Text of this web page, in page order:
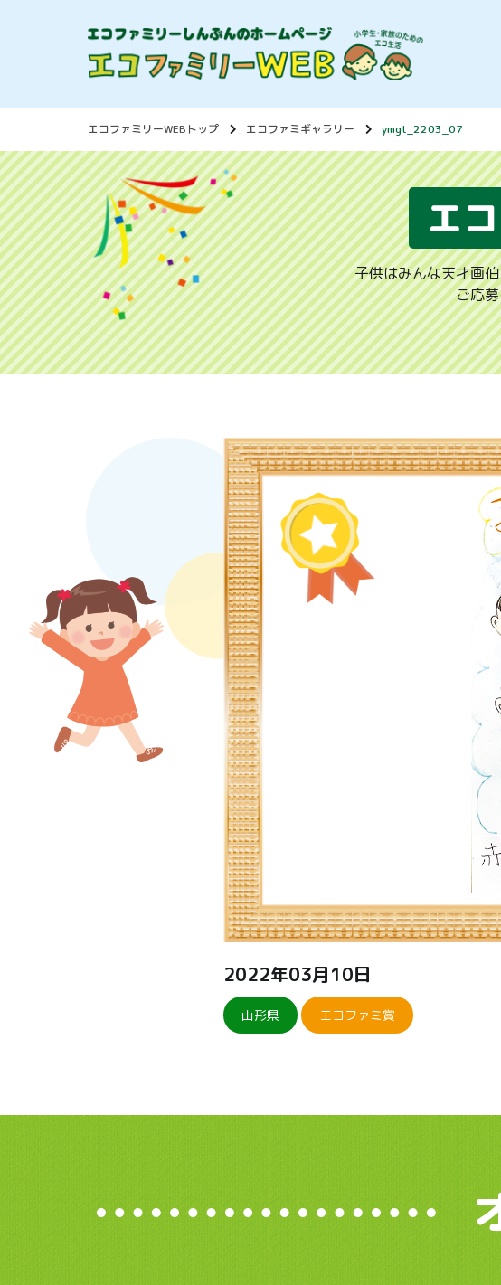
エコファミリーWEBトップ エコファミギャラリー ymgt_2203_07
エ
子供はみんな天才画
ご応
2022年03月10日
山形県 エコファミ賞